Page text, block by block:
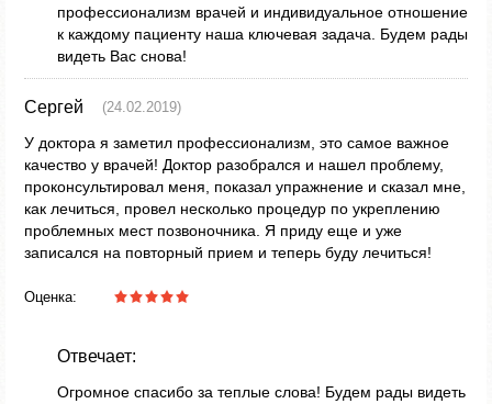
профессионализм врачей и индивидуальное отношение
к каждому пациенту наша ключевая задача. Будем рады
видеть Вас снова!
Сергей (24.02.2019)
У доктора я заметил профессионализм, это самое важное
качество у врачей! Доктор разобрался и нашел проблему,
проконсультировал меня, показал упражнение и сказал мне,
как лечиться, провел несколько процедур по укреплению
проблемных мест позвоночника. Я приду еще и уже
записался на повторный прием и теперь буду лечиться!
Оценка:
Отвечает:
Огромное спасибо за теплые слова! Будем рады видеть